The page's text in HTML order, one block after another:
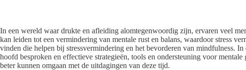
In een wereld waar drukte en afleiding alomtegenwoordig zijn, ervaren veel
kan leiden tot een vermindering van mentale rust en balans, waardoor stress
vinden die helpen bij stressvermindering en het bevorderen van mindfulness.
hoofd besproken en effectieve strategieën, tools en ondersteuning voor
beter kunnen omgaan met de uitdagingen van deze tijd.